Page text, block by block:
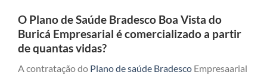
O Plano de Saúde Bradesco Boa Vista do
Buricá Empresarial é comercializado a partir
de quantas vidas?
A contratação do Plano de saúde Bradesco Empresaarial